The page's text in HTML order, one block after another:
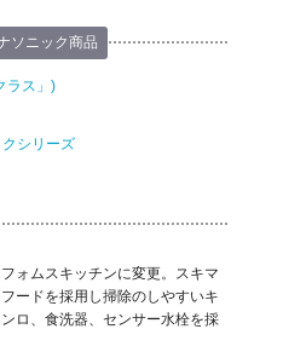
ソニック商品
ラス」)
シリーズ
ォムスキッチンに変更。スキマ
ードを採用し掃除のしやすいキ
ロ、食洗器、センサー水栓を採